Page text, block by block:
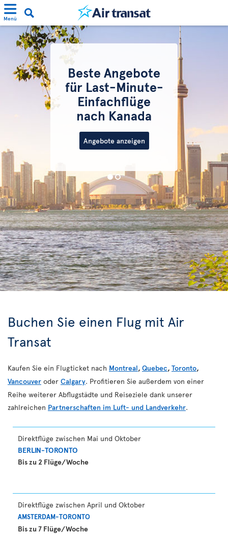
Menü
Beste Angebote
für Last-Minute-
Einfachflüge
nach Kanada
Angebote anzeigen
Buchen Sie einen Flug mit Air
Transat
Kaufen Sie ein Flugticket nach Montreal, Quebec, Toronto,
Vancouver oder Calgary. Profitieren Sie außerdem von einer
Reihe weiterer Abflugstädte und Reiseziele dank unserer
zahlreichen Partnerschaften im Luft- und Landverkehr.
Direktflüge zwischen Mai und Oktober
BERLIN-TORONTO
Bis zu 2 Flüge/Woche
Direktflüge zwischen April und Oktober
AMSTERDAM-TORONTO
Bis zu 7 Flüge/Woche